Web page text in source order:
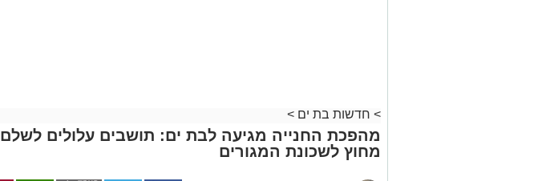
> חדשות בת ים >
מהפכת החנייה מגיעה לבת ים: תושבים עלולים לשלם
מחוץ לשכונת המגורים